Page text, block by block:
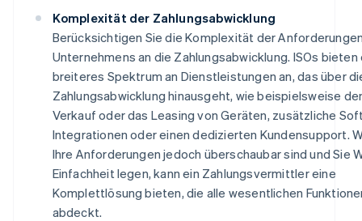
Komplexität der Zahlungsabwicklung
Berücksichtigen Sie die Komplexität der
Unternehmens an die Zahlungsabwicklung. ISOs
breiteres Spektrum an Dienstleistungen an, das über
Zahlungsabwicklung hinausgeht, wie beispielsweise
Verkauf oder das Leasing von Geräten, zusätzliche
Integrationen oder einen dedizierten Kundensupport.
Ihre Anforderungen jedoch überschaubar sind und Sie
Einfachheit legen, kann ein Zahlungsvermittler eine
Komplettlösung bieten, die alle wesentlichen
abdeckt.